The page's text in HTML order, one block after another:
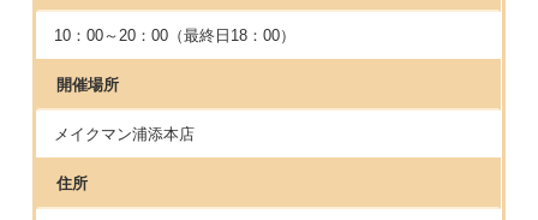
10：00～20：00（最終日18：00）
開催場所
メイクマン浦添本店
住所